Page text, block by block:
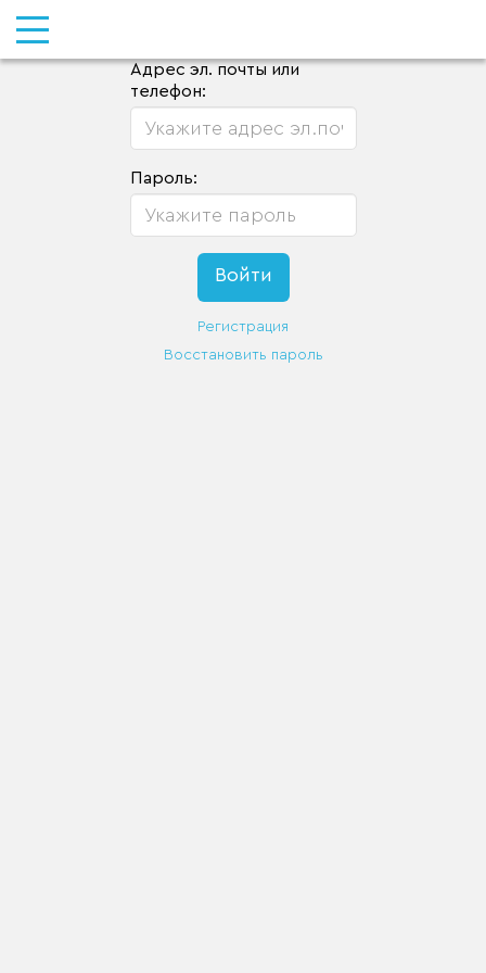
Адрес эл. почты или
телефон:
Пароль:
Регистрация
Восстановить пароль